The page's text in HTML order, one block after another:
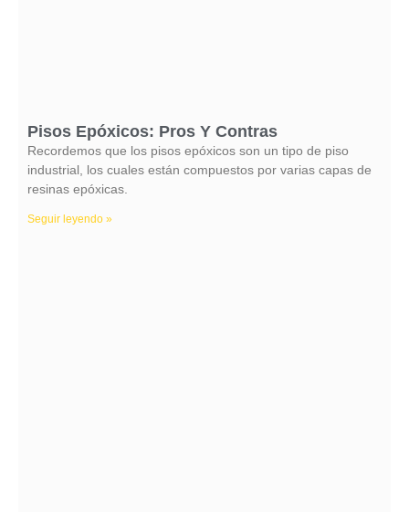
Pisos Epóxicos: Pros Y Contras
Recordemos que los pisos epóxicos son un tipo de piso
industrial, los cuales están compuestos por varias capas de
resinas epóxicas.
Seguir leyendo »